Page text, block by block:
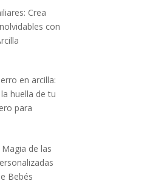
Crea
con
en arcilla:
huella de tu
para
de las
Bebés